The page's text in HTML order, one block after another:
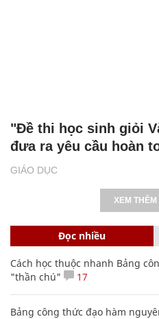
GIÁO DỤC
"Đề thi học sinh giỏi
đưa ra yêu cầu hoàn
XEM
Đọc nhiều
Cách học thuộc nhanh Bảng
"thần chú"
17
Bảng công thức đạo hàm